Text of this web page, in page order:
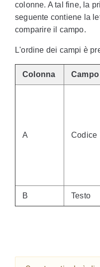
colonne. A tal fine, la
seguente contiene la
comparire il campo.
L'ordine dei campi è
Colonna Campo
A Codice
B Testo